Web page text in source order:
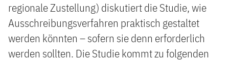
regionale Zustellung) diskutiert die Studie, wie
Ausschreibungsverfahren praktisch gestaltet
werden könnten – sofern sie denn erforderlich
werden sollten. Die Studie kommt zu folgenden